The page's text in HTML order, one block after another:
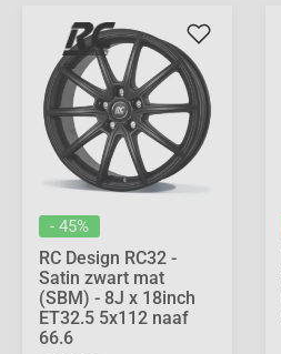
- 45%
RC Design RC32 -
Satin zwart mat
(SBM) - 8J x 18inch
ET32.5 5x112 naaf
66.6